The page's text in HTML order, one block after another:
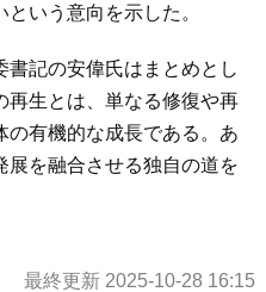
いう意向を示した。
記の安偉氏はまとめとし
再生とは、単なる修復や再
の有機的な成長である。あ
展を融合させる独自の道を
最終更新 2025-10-28 16:15